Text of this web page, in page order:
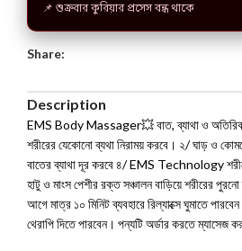
📌 শুক্রবার কুরিয়ার প্রসেস বন্ধ থাকে
Share:
Description
EMS Body Massager💥 বাত, ব্যাথা ও অতিরিক্ত
শরীরের যেকোনো ব্যথা নিরাময় করবে। ২/ ঘাড় ও
বাতের ব্যাথা দূর করবে ৪/ EMS Technology
হাটু ও মাংস পেশীর রক্ত সঞ্চালন বাড়িয়ে শরীরের
আগে মাত্র ১০ মিনিট ব্যবহারে রিল্যাক্সে ঘুমাতে
থেরাপি দিতে পারবেন। পন্যটি অর্ডার করতে